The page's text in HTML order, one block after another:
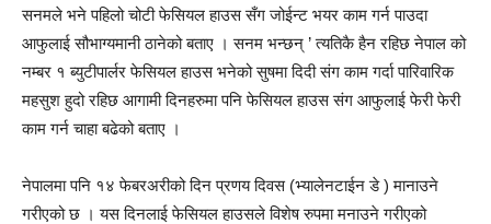
सनमले भने पहिलो चोटी फेसियल हाउस सँग जोईन्ट भयर काम गर्न पाउदा
आफुलाई सौभाग्यमानी ठानेको बताए । सनम भन्छन् ’ त्यतिकै हैन रहिछ नेपाल को
नम्बर १ ब्युटीपार्लर फेसियल हाउस भनेको सुषमा दिदी संग काम गर्दा पारिवारिक
महसुश हुदो रहिछ आगामी दिनहरुमा पनि फेसियल हाउस संग आफुलाई फेरी फेरी
काम गर्न चाहा बढेको बताए ।
नेपालमा पनि १४ फेबरअरीको दिन प्रणय दिवस (भ्यालेनटाईन डे ) मानाउने
गरीएको छ । यस दिनलाई फेसियल हाउसले विशेष रुपमा मनाउने गरीएको